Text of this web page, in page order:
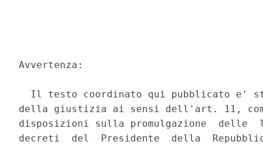
Avvertenza:
Il testo coordinato qui pubblicato e'
della giustizia ai sensi dell'art. 11,
disposizioni sulla promulgazione  delle
decreti  del  Presidente  della